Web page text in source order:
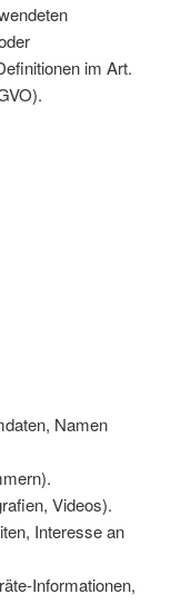
im Art.
Namen
Videos).
Interesse an
Informationen,